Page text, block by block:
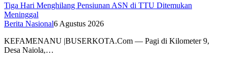
Tiga Hari Menghilang Pensiunan ASN di TTU Ditemukan
Meninggal
Berita Nasional6 Agustus 2026
KEFAMENANU |BUSERKOTA.Com — Pagi di Kilometer 9,
Desa Naiola,…